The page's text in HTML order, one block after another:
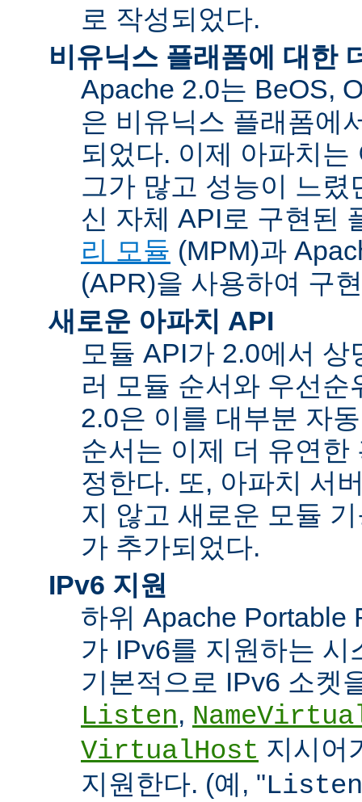
로 작성되었다.
비유닉스 플래폼에 대한
Apache 2.0는 BeOS,
은 비유닉스 플래폼에
되었다. 이제 아파치
그가 많고 성능이 느
신 자체 API로 구현된
리 모듈 (MPM)과
(APR)을 사용하여 구
새로운 아파치 API
모듈 API가 2.0에서
러 모듈 순서와 우선
2.0은 이를 대부분 자
순서는 이제 더 유연한
정한다. 또, 아파치 서
지 않고 새로운 모듈
가 추가되었다.
IPv6 지원
하위 Apache Portable
가 IPv6를 지원하는 시
기본적으로 IPv6 소켓
Listen,
VirtualHost 지시어
지원한다. (예, "Listen